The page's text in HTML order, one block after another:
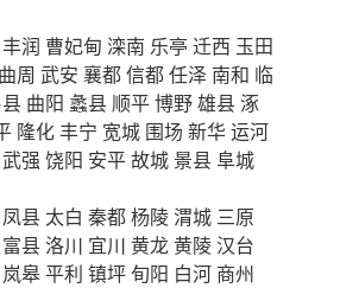
丰润 曹妃甸 滦南 乐亭 迁西 玉田
曲周 武安 襄都信都任泽 南和 临
曲阳 蠡县 顺平博野雄县涿
隆化丰宁 宽城 围场 新华运河
武强 饶阳 安平故城 景县阜城
凤县 太白 秦都杨陵渭城 三原
富县洛川 宜川 黄龙黄陵汉台
岚皋平利 镇坪旬阳 白河 商州